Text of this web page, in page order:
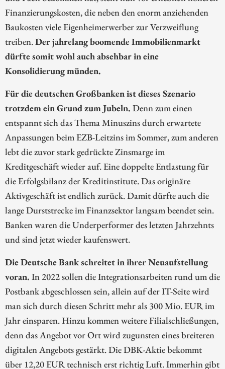
Finanzierungskosten, die neben den enorm anziehenden
Baukosten viele Eigenheimerwerber zur Verzweiflung
treiben.Der jahrelang boomende Immobilienmarkt
dürfte somit wohl auch absehbar in eine
Konsolidierung münden.
Für die deutschen Großbanken ist dieses Szenario
trotzdem ein Grund zum Jubeln. Denn zum einen
entspannt sich das Thema Minuszins durch erwartete
Anpassungen beim EZB-Leitzins im Sommer, zum anderen
lebt die zuvor stark gedrückte Zinsmarge im
Kreditgeschäft wieder auf. Eine doppelte Entlastung für
die Erfolgsbilanz der Kreditinstitute. Das originäre
Aktivgeschäft ist endlich zurück. Damit dürfte auch die
lange Durststrecke im Finanzsektor langsam beendet sein.
Banken waren die Underperformer des letzten Jahrzehnts
und sind jetzt wieder kaufenswert.
Die Deutsche Bank schreitet in ihrer Neuaufstellung
voran. In 2022 sollen die Integrationsarbeiten rund um die
Postbank abgeschlossen sein, allein auf der IT-Seite wird
man sich durch diesen Schritt mehr als 300 Mio. EUR im
Jahr einsparen. Hinzu kommen weitere Filialschließungen,
denn das Angebot vor Ort wird zugunsten eines breiteren
digitalen Angebots gestärkt. Die DBK-Aktie bekommt
über 12,20 EUR technisch erst richtig Luft. Immerhin gibt